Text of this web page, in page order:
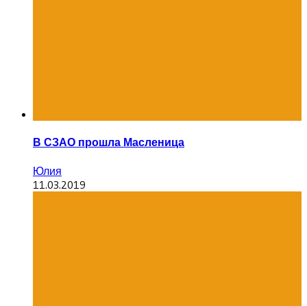
В СЗАО прошла Масленица
Юлия
11.03.2019